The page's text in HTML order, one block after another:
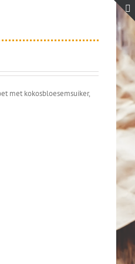
met kokosbloesemsuiker,